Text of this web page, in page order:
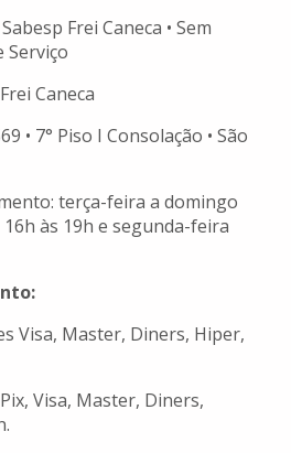
Frei Caneca • Sem
Serviço
Caneca
• 7° Piso I Consolação • São
terça-feira a domingo
às 19h e segunda-feira
Visa, Master, Diners, Hiper,
Visa, Master, Diners,